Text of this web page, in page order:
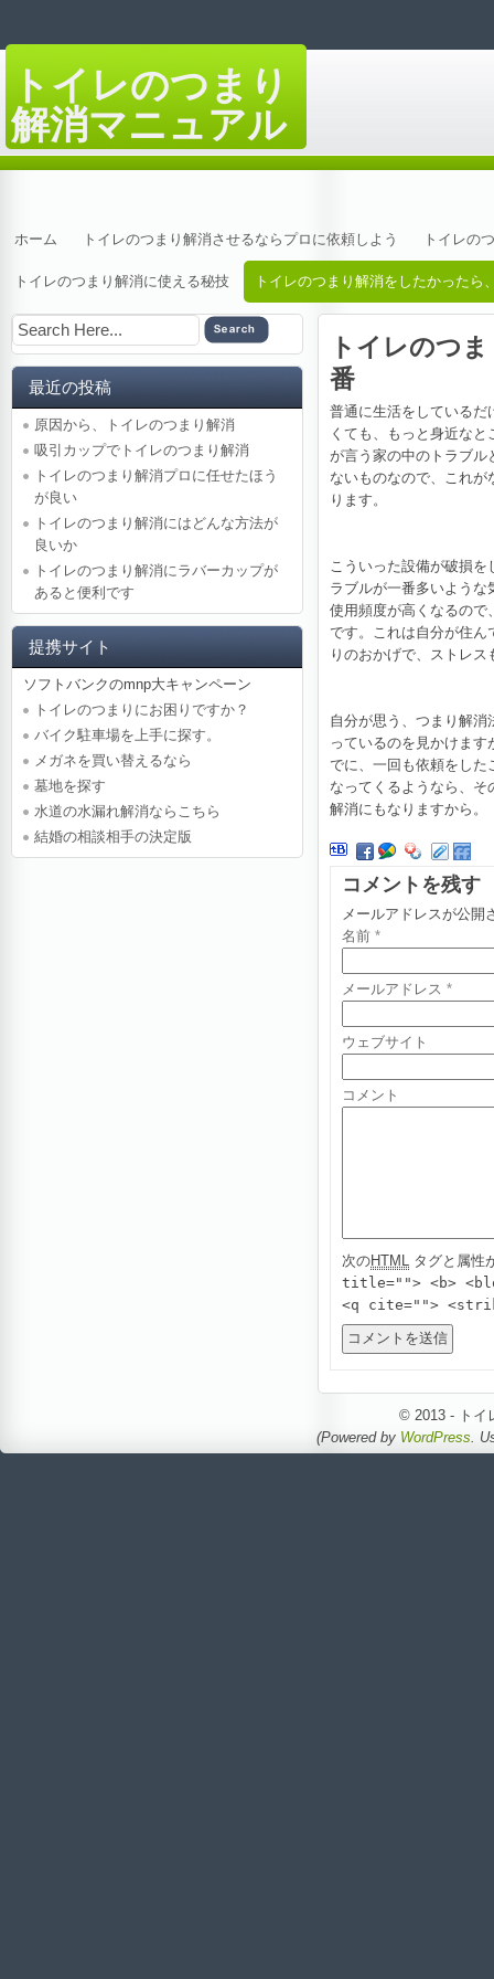
トイレのつまり
解消マニュアル
万が一トイレが詰まってしまったら
ホーム トイレのつまり解消させるならプロに依頼しよう トイレの
トイレのつまり解消に使える秘技 トイレのつまり解消をしたかったら
最近の投稿
原因から、トイレのつまり解消
吸引カップでトイレのつまり解消
トイレのつまり解消プロに任せたほう
が良い
トイレのつまり解消にはどんな方法が
良いか
トイレのつまり解消にラバーカップが
あると便利です
提携サイト
ソフトバンクのmnp大キャンペーン
トイレのつまりにお困りですか？
バイク駐車場を上手に探す。
メガネを買い替えるなら
墓地を探す
水道の水漏れ解消ならこちら
結婚の相談相手の決定版
トイレのつ
番
普通に生活をしているだ
くても、もっと身近な
が言う家の中のトラブル
ないものなので、これ
ります。
こういった設備が破損
ラブルが一番多いよう
使用頻度が高くなるので
です。これは自分が住ん
りのおかげで、ストレス
自分が思う、つまり解
っているのを見かけま
でに、一回も依頼をした
なってくるようなら、
解消にもなりますから。
コメントを残す
メールアドレスが公
名前 *
メールアドレス *
ウェブサイト
コメント
次のHTML タグと属性
title=""> <b>
<q cite="">
© 2013 - トイ
(Powered by WordPress.